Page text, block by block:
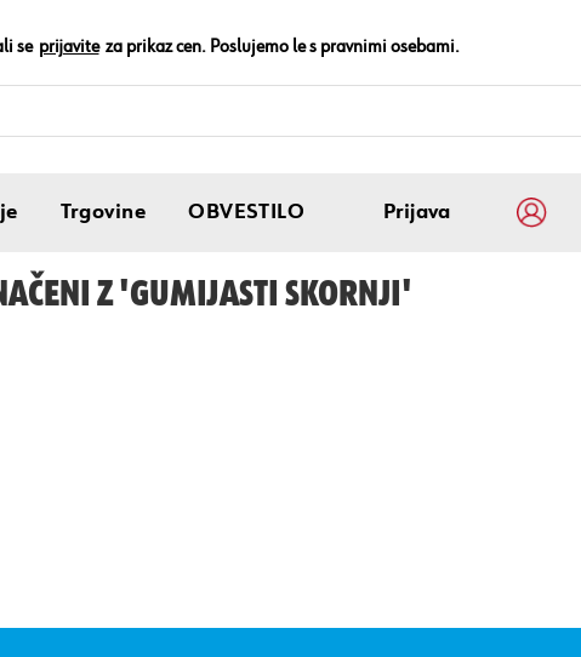
se prijavite za prikaz cen. Poslujemo le s pravnimi osebami.
Trgovine OBVESTILO Prijava
Z 'GUMIJASTI SKORNJI'